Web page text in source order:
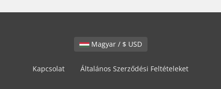
Magyar / $ USD
Kapcsolat Általános Szerződési Feltételeket